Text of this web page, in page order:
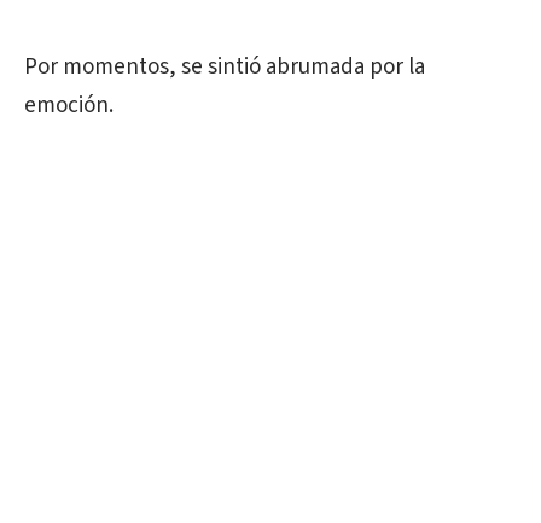
Por momentos, se sintió abrumada por la
emoción.